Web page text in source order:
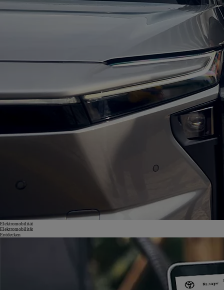
Elektromobilität
Elektromobilität
Entdecken